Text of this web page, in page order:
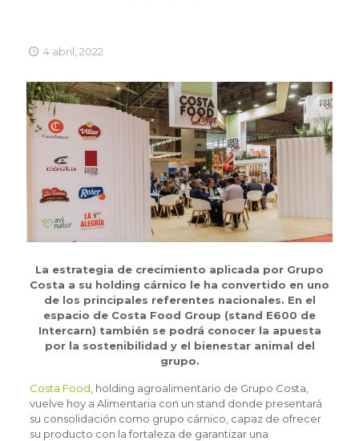
4 abril, 2022
La estrategia de crecimiento aplicada por Grupo
Costa a su holding cárnico le ha convertido en uno
de los principales referentes nacionales. En el
espacio de Costa Food Group (stand E600 de
Intercarn) también se podrá conocer la apuesta
por la sostenibilidad y el bienestar animal del
grupo.
Costa Food , holding agroalimentario de Grupo Costa,
vuelve hoy a Alimentaria con un stand donde presentará
su consolidación como grupo cárnico, capaz de ofrecer
su producto con la fortaleza de garantizar una